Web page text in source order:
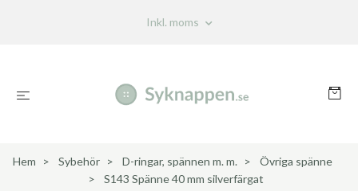
Inkl. moms
Hem Sybehör D-ringar, spännen m. m.
Övriga spänne
S143 Spänne 40 mm silverfärgat